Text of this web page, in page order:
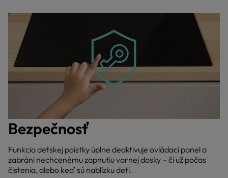
Bezpečnosť
Funkcia detskej poistky úplne deaktivuje ovládací panel a
zabráni nechcenému zapnutiu varnej dosky – či už počas
čistenia, alebo keď sú nablízku deti.